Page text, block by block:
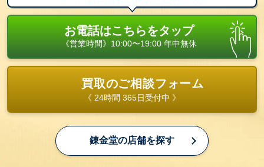
お電話はこちらをタップ
《営業時間》10:00〜19:00 年中無休
買取のご相談フォーム
《 24時間 365日受付中 》
錬金堂の店舗を探す